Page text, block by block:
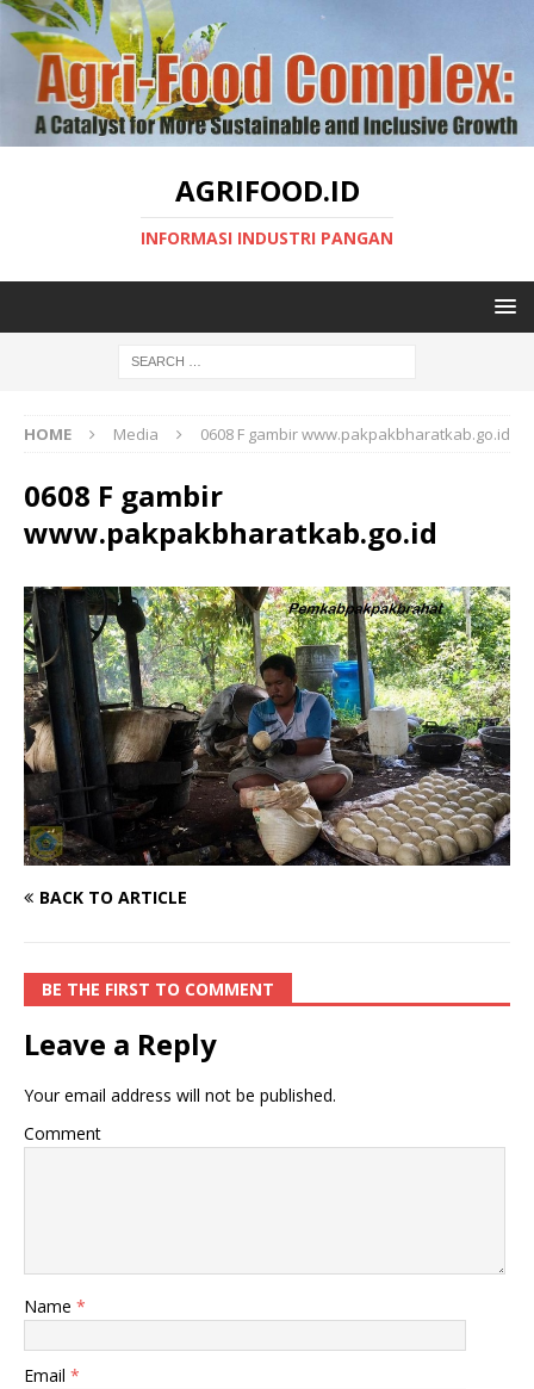
AGRIFOOD.ID
INFORMASI INDUSTRI PANGAN
HOME Media 0608 F gambir www.pakpakbharatkab.go.id
0608 F gambir
www.pakpakbharatkab.go.id
BACK TO ARTICLE
BE THE FIRST TO COMMENT
Leave a Reply
Your email address will not be published.
Comment
Name *
Email *